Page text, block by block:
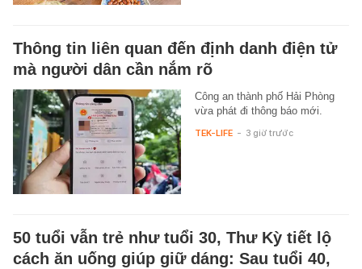
Thông tin liên quan đến định danh điện tử
mà người dân cần nắm rõ
Công an thành phố Hải Phòng
vừa phát đi thông báo mới.
TEK-LIFE - 3 giờ trước
50 tuổi vẫn trẻ như tuổi 30, Thư Kỳ tiết lộ
cách ăn uống giúp giữ dáng: Sau tuổi 40,